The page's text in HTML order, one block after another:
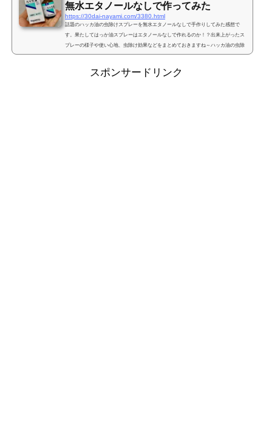
無水エタノールなしで作ってみた
https://30dai-nayami.com/3380.html
話題のハッカ油の虫除けスプレーを無水エタノールなしで手作りしてみた感想で
す。果たしてはっか油スプレーはエタノールなしで作れるのか！？出来上がったス
プレーの様子や使い心地、虫除け効果などをまとめておきますね～ハッカ油の虫除
けスプレーに無水エタノールは必要か？とにかく虫が嫌いな私。３月あたりから虫
季節がやってきました。とはいうものの、こう見えても一応女子なので、殺虫成分
スポンサードリンク